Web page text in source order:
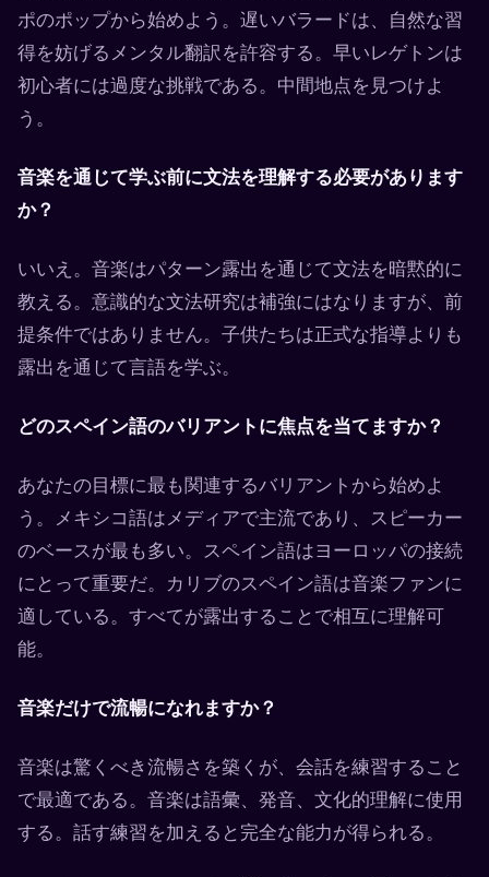
ポのポップから始めよう。遅いバラードは、自然な習
得を妨げるメンタル翻訳を許容する。早いレゲトンは
初心者には過度な挑戦である。中間地点を見つけよ
う。
音楽を通じて学ぶ前に文法を理解する必要があります
か？
いいえ。音楽はパターン露出を通じて文法を暗黙的に
教える。意識的な文法研究は補強にはなりますが、前
提条件ではありません。子供たちは正式な指導よりも
露出を通じて言語を学ぶ。
どのスペイン語のバリアントに焦点を当てますか？
あなたの目標に最も関連するバリアントから始めよ
う。メキシコ語はメディアで主流であり、スピーカー
のベースが最も多い。スペイン語はヨーロッパの接続
にとって重要だ。カリブのスペイン語は音楽ファンに
適している。すべてが露出することで相互に理解可
能。
音楽だけで流暢になれますか？
音楽は驚くべき流暢さを築くが、会話を練習すること
で最適である。音楽は語彙、発音、文化的理解に使用
する。話す練習を加えると完全な能力が得られる。